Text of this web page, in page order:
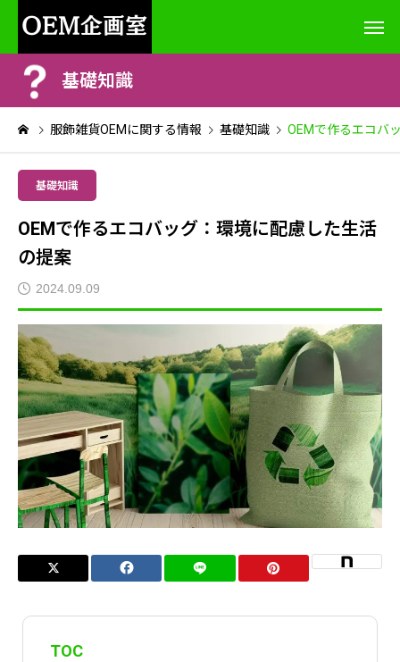
基礎知識
服飾雑貨OEMに関する情報 基礎知識 OEMで作るエコバ
基礎知識
OEMで作るエコバッグ：環境に配慮した生活
の提案
2024.09.09
TOC